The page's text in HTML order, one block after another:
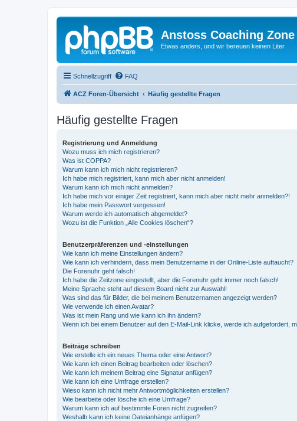
Anstoss Coaching
Etwas anders, und wir bereuen keinen Liter
Schnellzugriff FAQ
ACZ Foren-Übersicht Häufig gestellte Fragen
Häufig gestellte Fragen
Registrierung und Anmeldung
Wozu muss ich mich registrieren?
Was ist COPPA?
Warum kann ich mich nicht registrieren?
Ich habe mich registriert, kann mich aber nicht anmelden!
Warum kann ich mich nicht anmelden?
Ich habe mich vor einiger Zeit registriert, kann mich aber nicht mehr anmelden?!
Ich habe mein Passwort vergessen!
Warum werde ich automatisch abgemeldet?
Wozu ist die Funktion „Alle Cookies löschen“?
Benutzerpräferenzen und -einstellungen
Wie kann ich meine Einstellungen ändern?
Wie kann ich verhindern, dass mein Benutzername in der Online-Liste auftaucht?
Die Forenuhr geht falsch!
Ich habe die Zeitzone eingestellt, aber die Forenuhr geht immer noch falsch!
Meine Sprache steht auf diesem Board nicht zur Auswahl!
Was sind das für Bilder, die bei meinem Benutzernamen angezeigt werden?
Wie verwende ich einen Avatar?
Was ist mein Rang und wie kann ich ihn ändern?
Wenn ich bei einem Benutzer auf den E-Mail-Link klicke, werde ich aufgefordert,
Beiträge schreiben
Wie erstelle ich ein neues Thema oder eine Antwort?
Wie kann ich einen Beitrag bearbeiten oder löschen?
Wie kann ich meinem Beitrag eine Signatur anfügen?
Wie kann ich eine Umfrage erstellen?
Wieso kann ich nicht mehr Antwortmöglichkeiten erstellen?
Wie bearbeite oder lösche ich eine Umfrage?
Warum kann ich auf bestimmte Foren nicht zugreifen?
Weshalb kann ich keine Dateianhänge anfügen?